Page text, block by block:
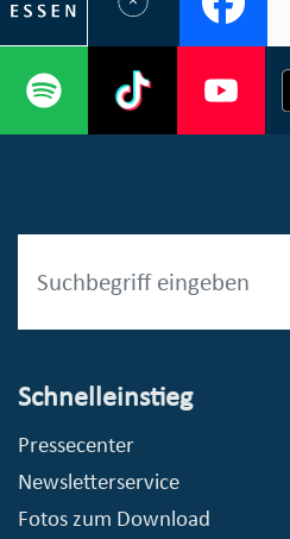
Schnelleinstieg
Pressecenter
Newsletterservice
Fotos zum Download